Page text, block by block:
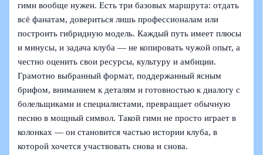
гимн вообще нужен. Есть три базовых маршрута: отдать
всё фанатам, довериться лишь профессионалам или
построить гибридную модель. Каждый путь имеет плюсы
и минусы, и задача клуба — не копировать чужой опыт, а
честно оценить свои ресурсы, культуру и амбиции.
Грамотно выбранный формат, поддержанный ясным
брифом, вниманием к деталям и готовностью к диалогу с
болельщиками и специалистами, превращает обычную
песню в мощный символ. Такой гимн не просто играет в
колонках — он становится частью истории клуба, в
которой хочется участвовать снова и снова.